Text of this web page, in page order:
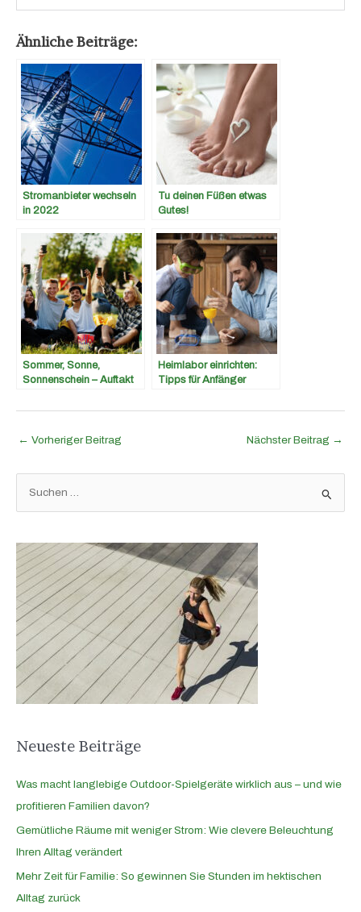
Ähnliche Beiträge:
Stromanbieter wechseln
in 2022
Tu deinen Füßen etwas
Gutes!
Sommer, Sonne,
Sonnenschein – Auftakt
Heimlabor einrichten:
Tipps für Anfänger
← Vorheriger Beitrag Nächster Beitrag →
h
e
n
a
c
Neueste Beiträge
Was macht langlebige Outdoor-Spielgeräte wirklich aus – und wie
profitieren Familien davon?
Gemütliche Räume mit weniger Strom: Wie clevere Beleuchtung
Ihren Alltag verändert
Mehr Zeit für Familie: So gewinnen Sie Stunden im hektischen
Alltag zurück